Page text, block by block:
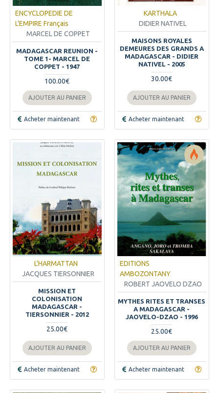
ENCYCLOPEDIE DE
L'EMPIRE Français
MARCEL DE COPPET
MADAGASCAR REUNION -
TOME 1- MARCEL DE
COPPET - 1947
100.00€
AJOUTER AU PANIER
Acheter maintenant
KARTHALA
DIDIER NATIVEL
MAISONS ROYALES
DEMEURES DES GRANDS A
MADAGASCAR - DIDIER
NATIVEL - 2005
30.00€
AJOUTER AU PANIER
Acheter maintenant
L'HARMATTAN
JACQUES TIERSONNIER
MISSION ET
COLONISATION
MADAGASCAR -
TIERSONNIER - 2012
25.00€
AJOUTER AU PANIER
Acheter maintenant
EDITIONS
AMBOZONTANY
ROBERT JAOVELO DZAO
MYTHES RITES ET TRANSES
A MADAGASCAR -
JAOVELO-DZAO - 1996
25.00€
AJOUTER AU PANIER
Acheter maintenant